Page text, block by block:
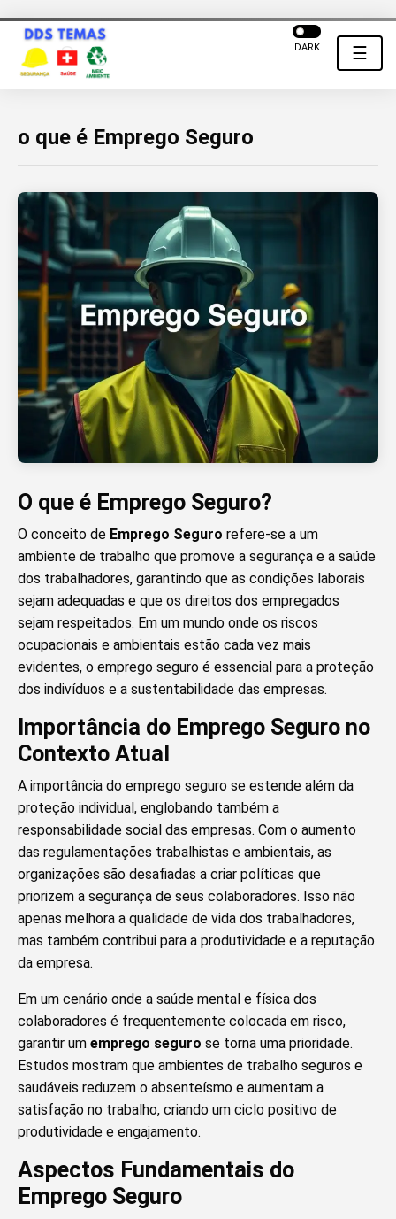
☰
DARK
o que é Emprego Seguro
O que é Emprego Seguro?
O conceito de Emprego Seguro refere-se a um
ambiente de trabalho que promove a segurança e a saúde
dos trabalhadores, garantindo que as condições laborais
sejam adequadas e que os direitos dos empregados
sejam respeitados. Em um mundo onde os riscos
ocupacionais e ambientais estão cada vez mais
evidentes, o emprego seguro é essencial para a proteção
dos indivíduos e a sustentabilidade das empresas.
Importância do Emprego Seguro no
Contexto Atual
A importância do emprego seguro se estende além da
proteção individual, englobando também a
responsabilidade social das empresas. Com o aumento
das regulamentações trabalhistas e ambientais, as
organizações são desafiadas a criar políticas que
priorizem a segurança de seus colaboradores. Isso não
apenas melhora a qualidade de vida dos trabalhadores,
mas também contribui para a produtividade e a reputação
da empresa.
Em um cenário onde a saúde mental e física dos
colaboradores é frequentemente colocada em risco,
garantir um emprego seguro se torna uma prioridade.
Estudos mostram que ambientes de trabalho seguros e
saudáveis reduzem o absenteísmo e aumentam a
satisfação no trabalho, criando um ciclo positivo de
produtividade e engajamento.
Aspectos Fundamentais do
Emprego Seguro